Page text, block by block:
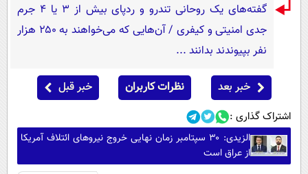
گفته‌های یک روحانی تندرو و ردپای بیش از ۳ یا ۴ جرم
جدی امنیتی و کیفری / آن‌هایی که می‌خواهند به ۲۵۰ هزار
نفر بپیوندند بدانند ...
خبر بعد نظرات کاربران خبر قبل
اشتراک گذاری :
الزیدی: ۳۰ سپتامبر زمان نهایی خروج نیروهای ائتلاف آمریکا
از عراق است